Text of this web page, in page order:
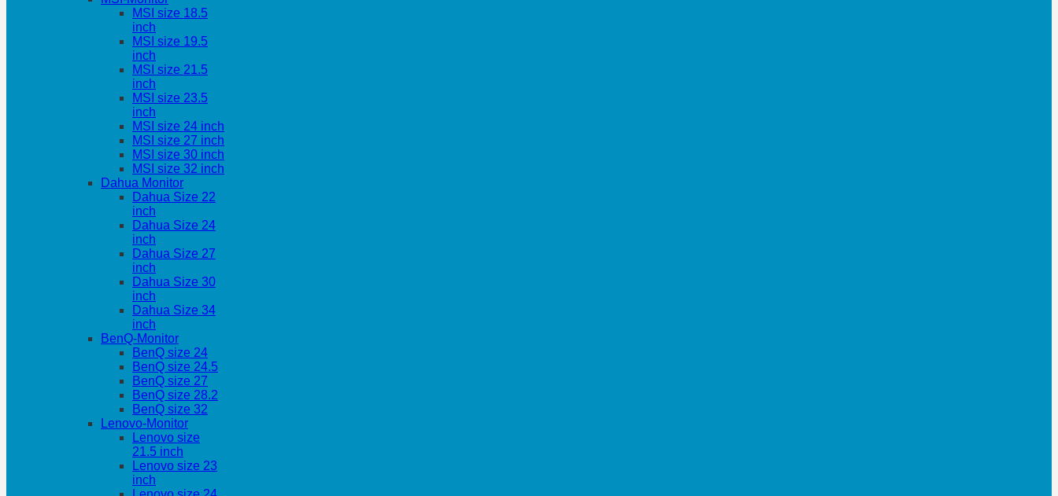
MSI size 18.5
inch
MSI size 19.5
inch
MSI size 21.5
inch
MSI size 23.5
inch
MSI size 24 inch
MSI size 27 inch
MSI size 30 inch
MSI size 32 inch
Dahua Monitor
Dahua Size 22
inch
Dahua Size 24
inch
Dahua Size 27
inch
Dahua Size 30
inch
Dahua Size 34
inch
BenQ-Monitor
BenQ size 24
BenQ size 24.5
BenQ size 27
BenQ size 28.2
BenQ size 32
Lenovo-Monitor
Lenovo size
21.5 inch
Lenovo size 23
inch